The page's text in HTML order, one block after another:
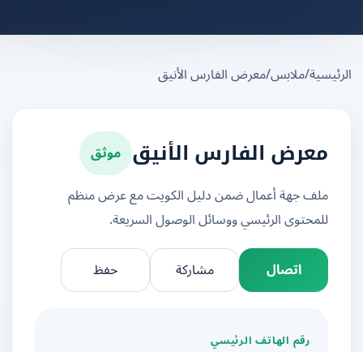
/ملابس/معرض الفارس الأنيق
معرض الفارس الأنيق موثق
ملف جهة أعمال ضمن دليل الكويت مع عرض منظم
للمحتوى الرئيسي ووسائل الوصول السريعة.
اتصال
مشاركة
رقم الهاتف الرئيسي